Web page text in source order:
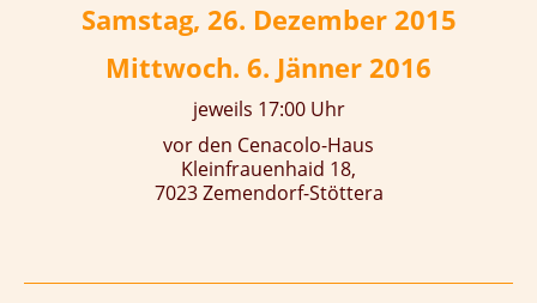
Samstag, 26. Dezember 2015
Mittwoch. 6. Jänner 2016
jeweils 17:00 Uhr
vor den Cenacolo-Haus
Kleinfrauenhaid 18,
7023 Zemendorf-Stöttera